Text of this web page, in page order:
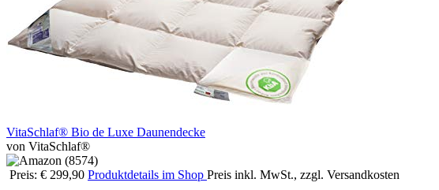
VitaSchlaf® Bio de Luxe Daunendecke
von VitaSchlaf®
Preis: € 299,90 Produktdetails im Shop Preis inkl. MwSt., zzgl. Versandkosten